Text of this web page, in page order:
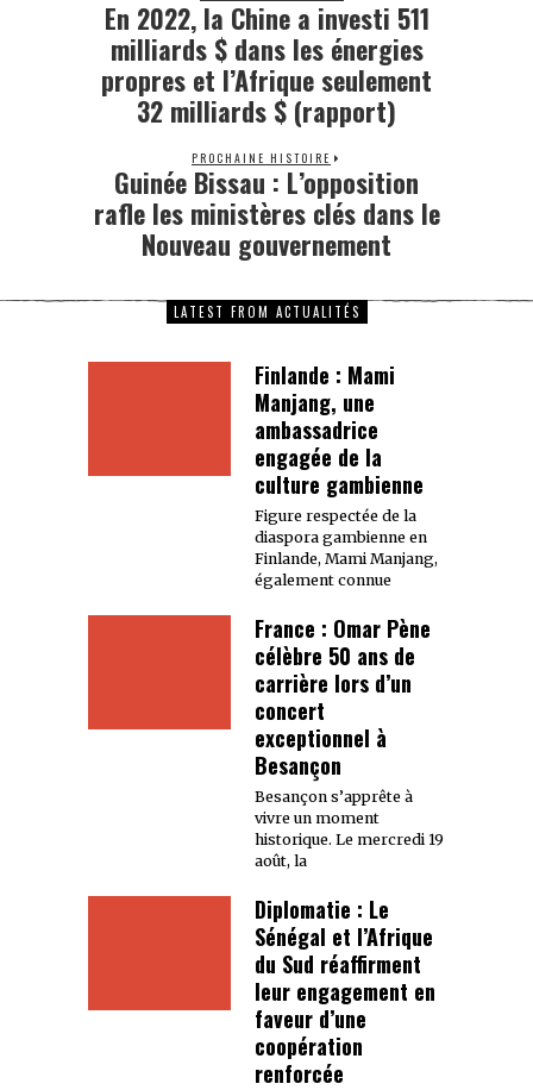
En 2022, la Chine a investi 511
milliards $ dans les énergies
propres et l’Afrique seulement
32 milliards $ (rapport)
PROCHAINE HISTOIRE
Guinée Bissau : L’opposition
rafle les ministères clés dans le
Nouveau gouvernement
LATEST FROM ACTUALITÉS
Finlande : Mami
Manjang, une
ambassadrice
engagée de la
culture gambienne
Figure respectée de la
diaspora gambienne en
Finlande, Mami Manjang,
également connue
France : Omar Pène
célèbre 50 ans de
carrière lors d’un
concert
exceptionnel à
Besançon
Besançon s’apprête à
vivre un moment
historique. Le mercredi 19
août, la
Diplomatie : Le
Sénégal et l’Afrique
du Sud réaffirment
leur engagement en
faveur d’une
coopération
renforcée